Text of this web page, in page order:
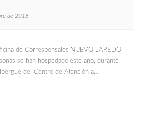
de 2018
de Corresponsales NUEVO LAREDO,
se han hospedado este año, durante
del Centro de Atención a…